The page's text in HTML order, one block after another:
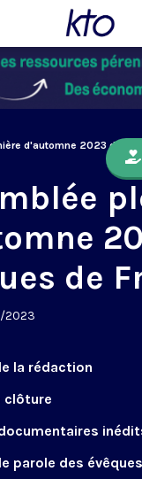
d'automne 2023 des
de
2023
la rédaction
clôture
parole des évêques